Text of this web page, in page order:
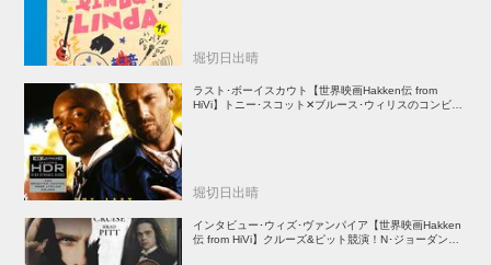
堀切日出晴
ラスト･ボーイスカウト【世界映画Hakken伝 from
HiVi】トニー･スコット✕ブルース･ウィリスのコンビが
堀切日出晴
インタビュー･ウィズ･ヴァンパイア【世界映画Hakken
伝 from HiVi】クルーズ&ピット競演！N･ジョーダン監